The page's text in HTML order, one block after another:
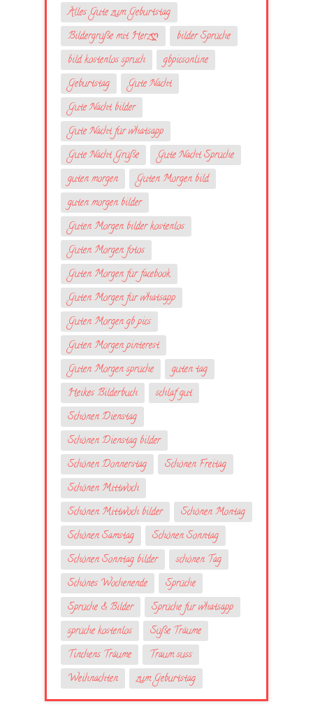
Alles Gute zum Geburtstag
Bildergrüße mit Herzღ
bilder Sprüche
bild kostenlos spruch
gbpicsonline
Geburtstag
Gute Nacht
Gute Nacht bilder
Gute Nacht für whatsapp
Gute Nacht Grüße
Gute Nacht Sprüche
guten morgen
Guten Morgen bild
guten morgen bilder
Guten Morgen bilder kostenlos
Guten Morgen fotos
Guten Morgen für facebook
Guten Morgen für whatsapp
Guten Morgen gb pics
Guten Morgen pinterest
Guten Morgen sprüche
guten tag
Heikes Bilderbuch
schlaf gut
Schönen Dienstag
Schönen Dienstag bilder
Schönen Donnerstag
Schönen Freitag
Schönen Mittwoch
Schönen Mittwoch bilder
Schönen Montag
Schönen Samstag
Schönen Sonntag
Schönen Sonntag bilder
schönen Tag
Schönes Wochenende
Sprüche
Sprüche & Bilder
Sprüche fur whatsapp
sprüche kostenlos
Süße Träume
Tinchens Träume
Traum suss
Weihnachten
zum Geburtstag